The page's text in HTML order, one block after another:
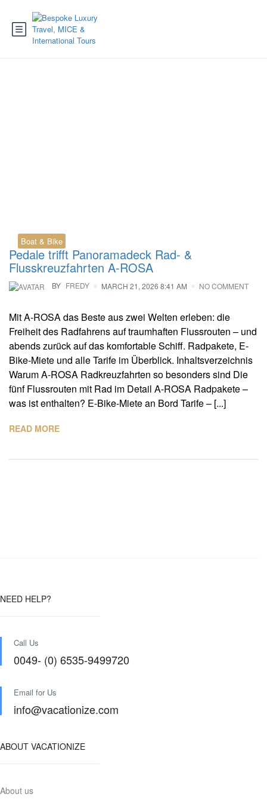
Boat & Bike
Pedale trifft Panoramadeck Rad- &
Flusskreuzfahrten A-ROSA
BY FREDY MARCH 21, 2026 8:41 AM NO COMMENT
Mit A-ROSA das Beste aus zwei Welten erleben: die
Freiheit des Radfahrens auf traumhaften Flussrouten – und
abends zurück auf das komfortable Schiff. Radpakete, E-
Bike-Miete und alle Tarife im Überblick. Inhaltsverzeichnis
Warum A-ROSA Radkreuzfahrten so besonders sind Die
fünf Flussrouten mit Rad im Detail A-ROSA Radpakete –
was ist enthalten? E-Bike-Miete an Bord Tarife – [...]
READ MORE
NEED HELP?
Call Us
0049- (0) 6535-9499720
Email for Us
info@vacationize.com
ABOUT VACATIONIZE
About us